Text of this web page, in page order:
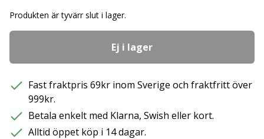
Produkten är tyvärr slut i lager.
Ej i lager
Fast fraktpris 69kr inom Sverige och fraktfritt över
999kr.
Betala enkelt med Klarna, Swish eller kort.
Alltid öppet köp i 14 dagar.